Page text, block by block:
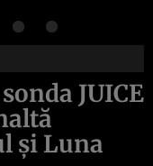
JUICE
și Luna